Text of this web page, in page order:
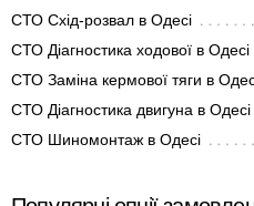
СТО Схід-розвал в Одесі
СТО Діагностика ходової в Одесі
СТО Заміна кермової тяги в
СТО Діагностика двигуна в Одесі
СТО Шиномонтаж в Одесі